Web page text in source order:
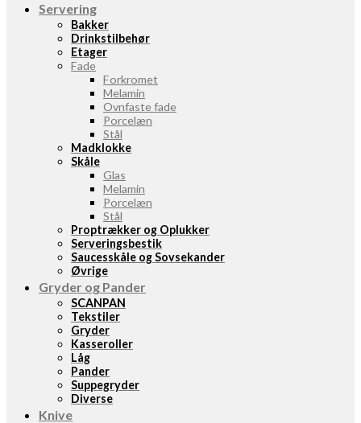
Servering
Bakker
Drinkstilbehør
Etager
Fade
Forkromet
Melamin
Ovnfaste fade
Porcelæn
Stål
Madklokke
Skåle
Glas
Melamin
Porcelæn
Stål
Proptrækker og Oplukker
Serveringsbestik
Saucesskåle og Sovsekander
Øvrige
Gryder og Pander
SCANPAN
Tekstiler
Gryder
Kasseroller
Låg
Pander
Suppegryder
Diverse
Knive